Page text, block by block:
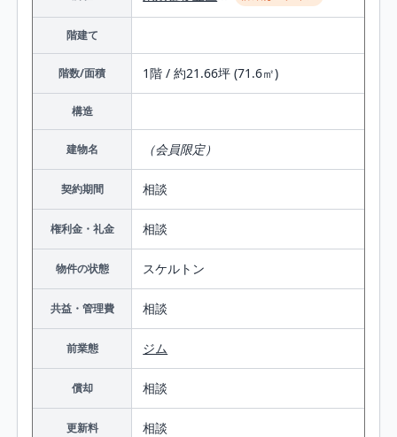
階建て
階数/面積 1階 / 約21.66坪 (71.6㎡)
構造
建物名 （会員限定）
契約期間 相談
権利金・礼金 相談
物件の状態 スケルトン
共益・管理費 相談
前業態 ジム
償却 相談
更新料 相談